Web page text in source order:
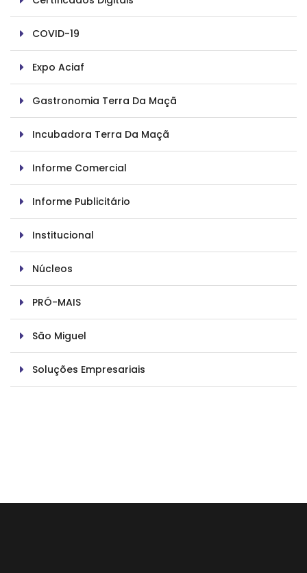
COVID-19
Expo Aciaf
Gastronomia Terra Da Maçã
Incubadora Terra Da Maçã
Informe Comercial
Informe Publicitário
Institucional
Núcleos
PRÓ-MAIS
São Miguel
Soluções Empresariais